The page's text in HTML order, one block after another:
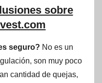
sobre
seguro? No es un
son muy poco
cantidad de quejas,